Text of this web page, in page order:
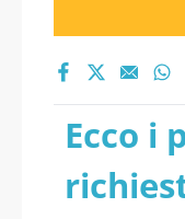
Ecco i